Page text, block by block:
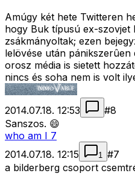
Amúgy két hete Twitteren
hogy Buk típusú ex-szovjet
zsákmányoltak; ezen
lelövése után
orosz média is sietett
nincs és soha nem is volt
2014.07.18. 12:53 #8
Sanszos. 😄
who am I 7
2014.07.18. 12:15
1 #7
a bilderberg csoport